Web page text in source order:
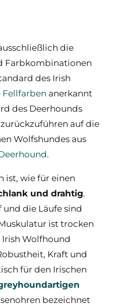
die
Farbkombinationen
des Irish
Fellfarben anerkannt
des Deerhounds
auf die
Wolfshundes aus
.
ist, wie für einen
und drahtig.
die Läufe sind
ist trocken
Wolfhound
Kraft und
für den Irischen
bezeichnet